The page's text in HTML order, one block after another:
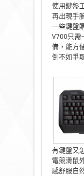
使用鍵盤
再出現手
一些鍵盤
V700只需
備，能方
倒不如爭
有鍵盤又
電競滑鼠
感舒服自